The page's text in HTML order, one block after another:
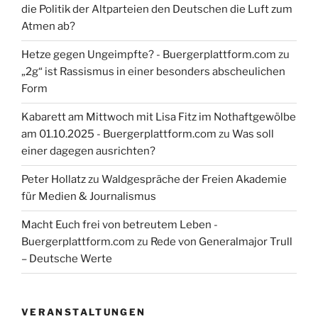
die Politik der Altparteien den Deutschen die Luft zum
Atmen ab?
Hetze gegen Ungeimpfte? - Buergerplattform.com zu
„2g“ ist Rassismus in einer besonders abscheulichen
Form
Kabarett am Mittwoch mit Lisa Fitz im Nothaftgewölbe
am 01.10.2025 - Buergerplattform.com zu Was soll
einer dagegen ausrichten?
Peter Hollatzzu Waldgespräche der Freien Akademie
für Medien & Journalismus
Macht Euch frei von betreutem Leben -
Buergerplattform.com zu Rede von Generalmajor Trull
– Deutsche Werte
VERANSTALTUNGEN